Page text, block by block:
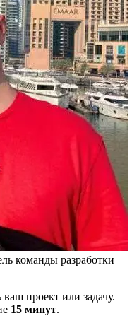
команды разработки
проект или задачу.
15 минут.